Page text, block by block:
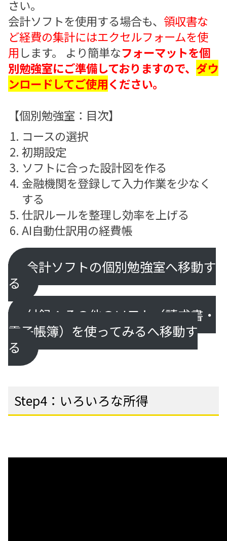
さい。
会計ソフトを使用する場合も、 領収書な
ど経費の集計にはエクセルフォームを使
用 します。 より簡単なフォーマットを個
別勉強室にご準備しておりますので、 ダウ
ンロードしてご使用ください。
【個別勉強室：目次】
コースの選択
初期設定
ソフトに合った設計図を作る
金融機関を登録して入力作業を少なく
する
仕訳ルールを整理し効率を上げる
AI自動仕訳用の経費帳
会計ソフトの個別勉強室へ移動す
る
付録：その他のソフト（請求書・
電子帳簿）を使ってみるへ移動す
る
Step4：いろいろな所得